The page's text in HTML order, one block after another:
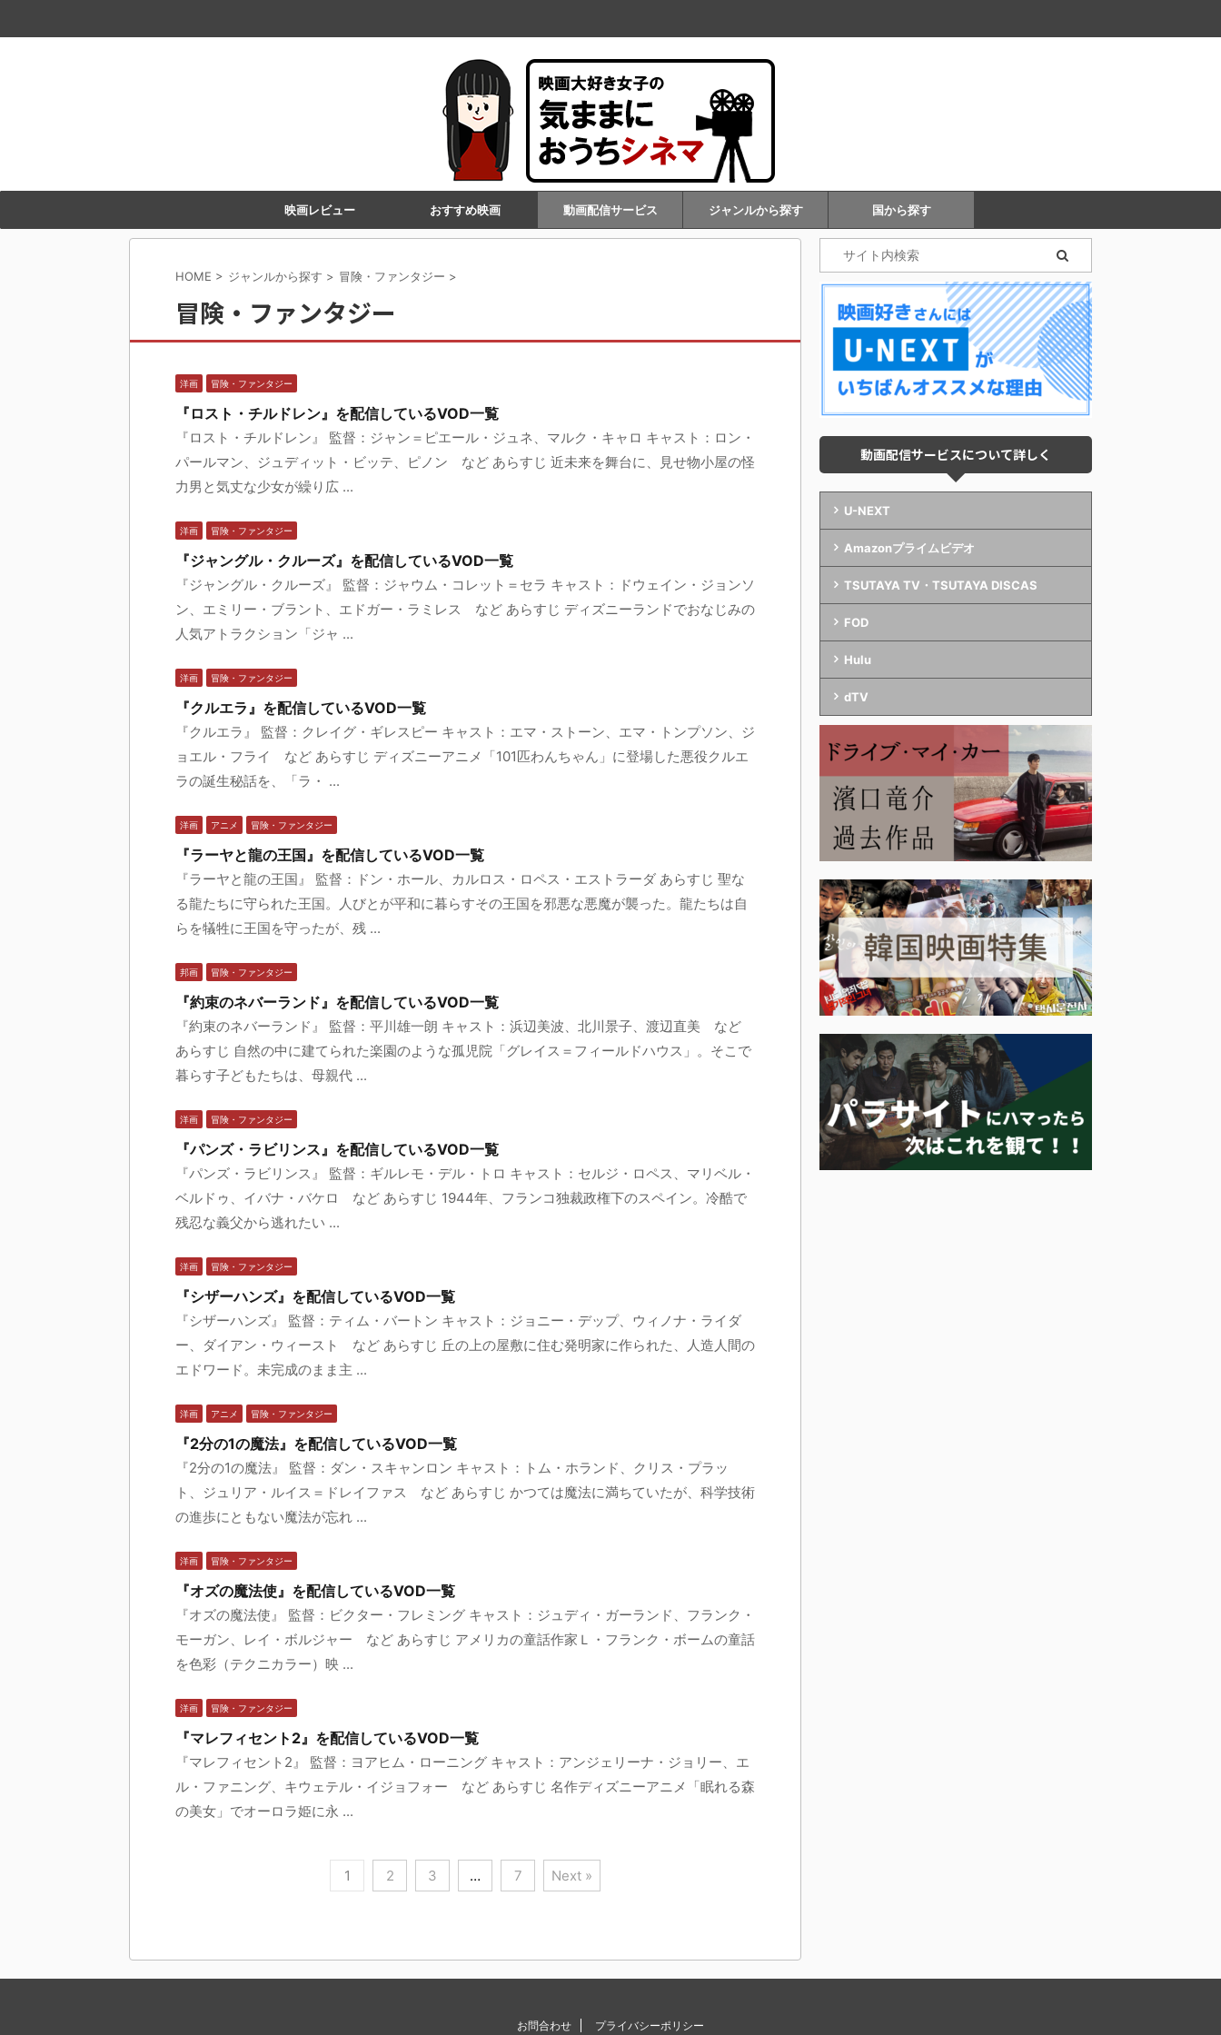
映画レビュー おすすめ映画 動画配信サービス ジャンルから探す 国から探す
HOME > ジャンルから探す > 冒険・ファンタジー >
冒険・ファンタジー
洋画 冒険・ファンタジー
『ロスト・チルドレン』を配信しているVOD一覧
『ロスト・チルドレン』 監督：ジャン＝ピエール・ジュネ、マルク・キャロ キャスト：ロン・
パールマン、ジュディット・ビッテ、ピノン など あらすじ 近未来を舞台に、見せ物小屋の怪
力男と気丈な少女が繰り広 ...
洋画 冒険・ファンタジー
『ジャングル・クルーズ』を配信しているVOD一覧
『ジャングル・クルーズ』 監督：ジャウム・コレット＝セラ キャスト：ドウェイン・ジョンソ
ン、エミリー・ブラント、エドガー・ラミレス など あらすじ ディズニーランドでおなじみの
人気アトラクション「ジャ ...
洋画 冒険・ファンタジー
『クルエラ』を配信しているVOD一覧
『クルエラ』 監督：クレイグ・ギレスピー キャスト：エマ・ストーン、エマ・トンプソン、ジ
ョエル・フライ など あらすじ ディズニーアニメ「101匹わんちゃん」に登場した悪役クルエ
ラの誕生秘話を、「ラ・ ...
洋画 アニメ 冒険・ファンタジー
『ラーヤと龍の王国』を配信しているVOD一覧
『ラーヤと龍の王国』 監督：ドン・ホール、カルロス・ロペス・エストラーダ あらすじ 聖な
る龍たちに守られた王国。人びとが平和に暮らすその王国を邪悪な悪魔が襲った。龍たちは自
らを犠牲に王国を守ったが、残 ...
邦画 冒険・ファンタジー
『約束のネバーランド』を配信しているVOD一覧
『約束のネバーランド』 監督：平川雄一朗 キャスト：浜辺美波、北川景子、渡辺直美 など
あらすじ 自然の中に建てられた楽園のような孤児院「グレイス＝フィールドハウス」。そこで
暮らす子どもたちは、母親代 ...
洋画 冒険・ファンタジー
『パンズ・ラビリンス』を配信しているVOD一覧
『パンズ・ラビリンス』 監督：ギルレモ・デル・トロ キャスト：セルジ・ロペス、マリベル・
ベルドゥ、イバナ・バケロ など あらすじ 1944年、フランコ独裁政権下のスペイン。冷酷で
残忍な義父から逃れたい ...
洋画 冒険・ファンタジー
『シザーハンズ』を配信しているVOD一覧
『シザーハンズ』 監督：ティム・バートン キャスト：ジョニー・デップ、ウィノナ・ライダ
ー、ダイアン・ウィースト など あらすじ 丘の上の屋敷に住む発明家に作られた、人造人間の
エドワード。未完成のまま主 ...
洋画 アニメ 冒険・ファンタジー
『2分の1の魔法』を配信しているVOD一覧
『2分の1の魔法』 監督：ダン・スキャンロン キャスト：トム・ホランド、クリス・プラッ
ト、ジュリア・ルイス＝ドレイファス など あらすじ かつては魔法に満ちていたが、科学技術
の進歩にともない魔法が忘れ ...
洋画 冒険・ファンタジー
『オズの魔法使』を配信しているVOD一覧
『オズの魔法使』 監督：ビクター・フレミング キャスト：ジュディ・ガーランド、フランク・
モーガン、レイ・ボルジャー など あらすじ アメリカの童話作家Ｌ・フランク・ボームの童話
を色彩（テクニカラー）映 ...
洋画 冒険・ファンタジー
『マレフィセント2』を配信しているVOD一覧
『マレフィセント2』 監督：ヨアヒム・ローニング キャスト：アンジェリーナ・ジョリー、エ
ル・ファニング、キウェテル・イジョフォー など あらすじ 名作ディズニーアニメ「眠れる森
の美女」でオーロラ姫に永 ...
1 2 3 … 7 Next »
動画配信サービスについて詳しく
U-NEXT
Amazonプライムビデオ
TSUTAYA TV・TSUTAYA DISCAS
FOD
Hulu
dTV
お問合わせ プライバシーポリシー